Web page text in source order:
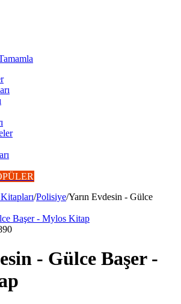
/Polisiye/Yarın Evdesin - Gülce
- Gülce Başer -